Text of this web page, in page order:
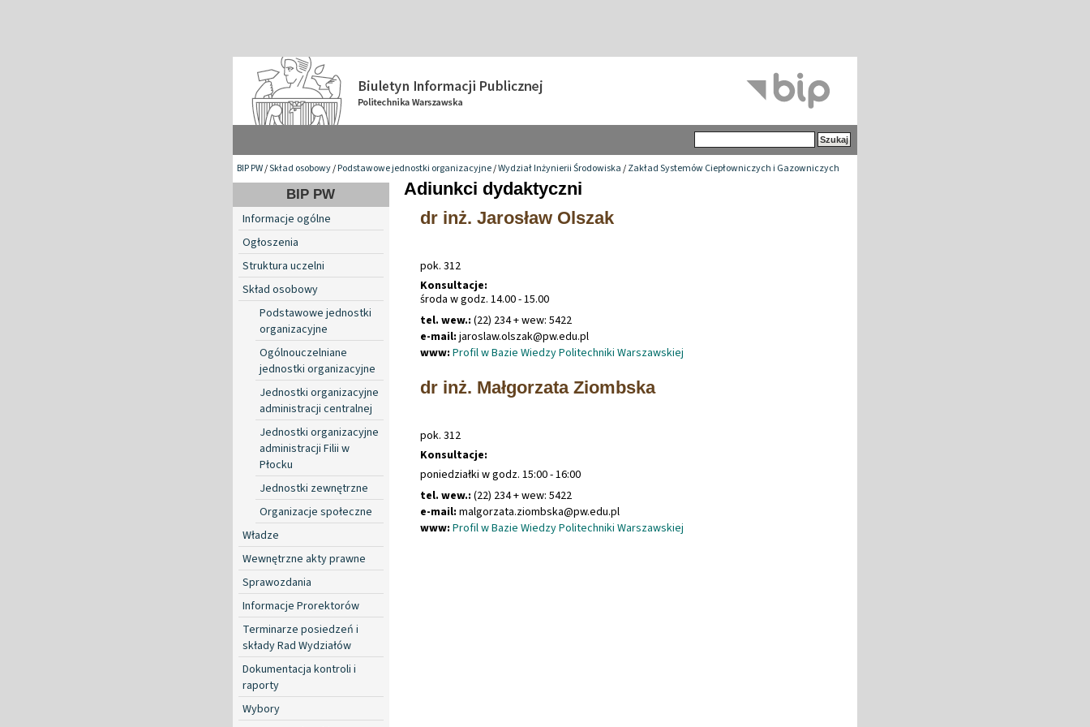
BIP PW/Skład osobowy/Podstawowe jednostki organizacyjne/Wydział Inżynierii Środowiska/Zakład Systemów Ciepłowniczych i Gazowniczych
BIP PW
Informacje ogólne
Ogłoszenia
Struktura uczelni
Skład osobowy
Podstawowe jednostki
organizacyjne
Ogólnouczelniane
jednostki organizacyjne
Jednostki organizacyjne
administracji centralnej
Jednostki organizacyjne
administracji Filii w
Płocku
Jednostki zewnętrzne
Organizacje społeczne
Władze
Wewnętrzne akty prawne
Sprawozdania
Informacje Prorektorów
Terminarze posiedzeń i
składy Rad Wydziałów
Dokumentacja kontroli i
raporty
Wybory
Adiunkci dydaktyczni
dr inż. Jarosław Olszak
pok. 312
Konsultacje:
środa w godz. 14.00 - 15.00
tel. wew.: (22) 234 + wew: 5422
e-mail: jaroslaw.olszak@pw.edu.pl
www: Profil w Bazie Wiedzy Politechniki Warszawskiej
dr inż. Małgorzata Ziombska
pok. 312
Konsultacje:
poniedziałki w godz. 15:00 - 16:00
tel. wew.: (22) 234 + wew: 5422
e-mail: malgorzata.ziombska@pw.edu.pl
www: Profil w Bazie Wiedzy Politechniki Warszawskiej